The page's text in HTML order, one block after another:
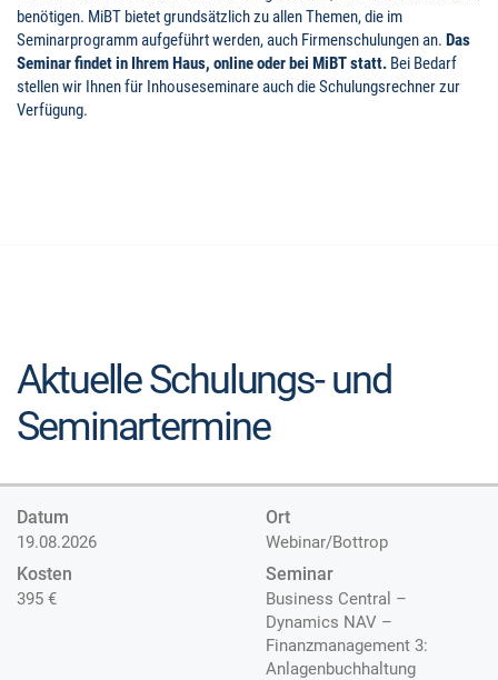
benötigen. MiBT bietet grundsätzlich zu allen Themen, die im
Seminarprogramm aufgeführt werden, auch Firmenschulungen an. Das
Seminar findet in Ihrem Haus, online oder bei MiBT statt. Bei Bedarf
stellen wir Ihnen für Inhouseseminare auch die Schulungsrechner zur
Verfügung.
Aktuelle Schulungs- und
Seminartermine
Datum
19.08.2026
Ort
Webinar/Bottrop
Kosten
395 €
Seminar
Business Central –
Dynamics NAV –
Finanzmanagement 3:
Anlagenbuchhaltung